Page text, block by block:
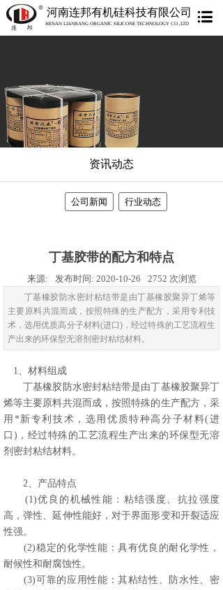
资讯动态
公司新闻 行业动态
丁基胶带的配方和特点
来源: 发布时间: 2020-10-26 2752 次浏览
丁基橡胶防水密封粘结带是由丁基橡胶聚异丁烯等
主要原料共混而成，按照特殊的生产配方，采用专利技
术，选用优质高分子材料(进口)，经过特殊的工艺流程生
产出来的环保型无溶剂密封粘结材料。
1、材料组成
丁基橡胶防水密封粘结带是由丁基橡胶聚异丁
烯等主要原料共混而成，按照特殊的生产配方，采
用*新专利技术，选用优质特种高分子材料(进
口)，经过特殊的工艺流程生产出来的环保型无溶
剂密封粘结材料。
2、产品特点
(1)优良的机械性能：粘结强度、抗拉强度
高，弹性、延伸性能好，对于界面形变和开裂适应
性强。
(2)稳定的化学性能：具有优良的耐化学性，
耐候性和耐腐蚀性。
(3)可靠的应用性能：其粘结性、防水性、密
HENAN LIANBANG ORGANIC SILICONE TECHNOLOGY CO.,LTD
河南连邦有机硅科技有限公司